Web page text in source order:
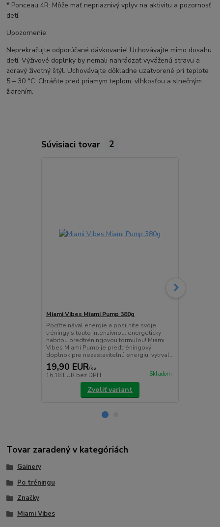
* Ponceau 4R: Môže mať nepriaznivý vplyv na aktivitu a pozornosť
detí.
Upozornenie:
Neprekračujte odporúčané dávkovanie! Uchovávajte mimo dosahu
detí. Výživové doplnky by nemali nahrádzať vyváženú stravu a
zdravý životný štýl. Uchovávajte dôkladne uzatvorené pri teplote
5 – 30 °C. Chráňte pred priamym teplom, vlhkosťou a slnečným
žiarením.
Súvisiaci tovar 2
Miami Vibes Miami Pump 380g
Pocíťte nával energie a posilnite svoje
tréningy s touto intenzívnou, energeticky
nabitou predtréningovou formulou! Miami
Vibes Miami Pump je predtréningový
doplnok pre nezastaviteľnú energiu, vytrval...
19,90 EUR/ks
16,18 EUR bez DPH Skladom
Zvoliť variant
Tovar zaradený v kategóriách
Gainery
Po tréningu
Značky
Miami Vibes